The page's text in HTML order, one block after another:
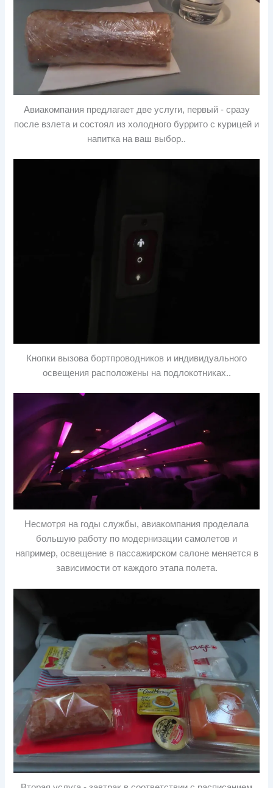
Авиакомпания предлагает две услуги, первый - сразу
после взлета и состоял из холодного буррито с курицей и
напитка на ваш выбор..
Кнопки вызова бортпроводников и индивидуального
освещения расположены на подлокотниках..
Несмотря на годы службы, авиакомпания проделала
большую работу по модернизации самолетов и
например, освещение в пассажирском салоне меняется в
зависимости от каждого этапа полета.